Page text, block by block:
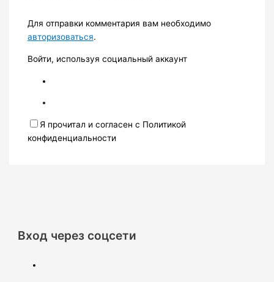
Для отправки комментария вам необходимо
авторизоваться.
Войти, используя социальный аккаунт
Я прочитал и согласен с Политикой
конфиденциальности
Вход через соцсети